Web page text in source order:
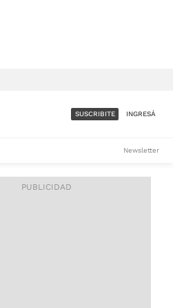
ACCESO FULL - $1.800/MES
SUSCRIBITE INGRESÁ
Newsletter